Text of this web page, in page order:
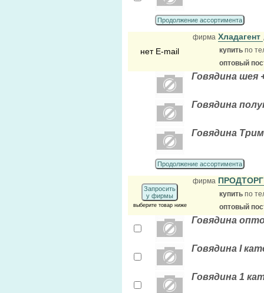
Продолжение ассортимента
нет E-mail
фирма Хладагент
купить по
оптовый
Говядина шея
Говядина
Говядина
Продолжение ассортимента
Запросить
у фирмы
выберите товар ниже
фирма
купить по
оптовый
Говядина
Говядина I
Говядина 1